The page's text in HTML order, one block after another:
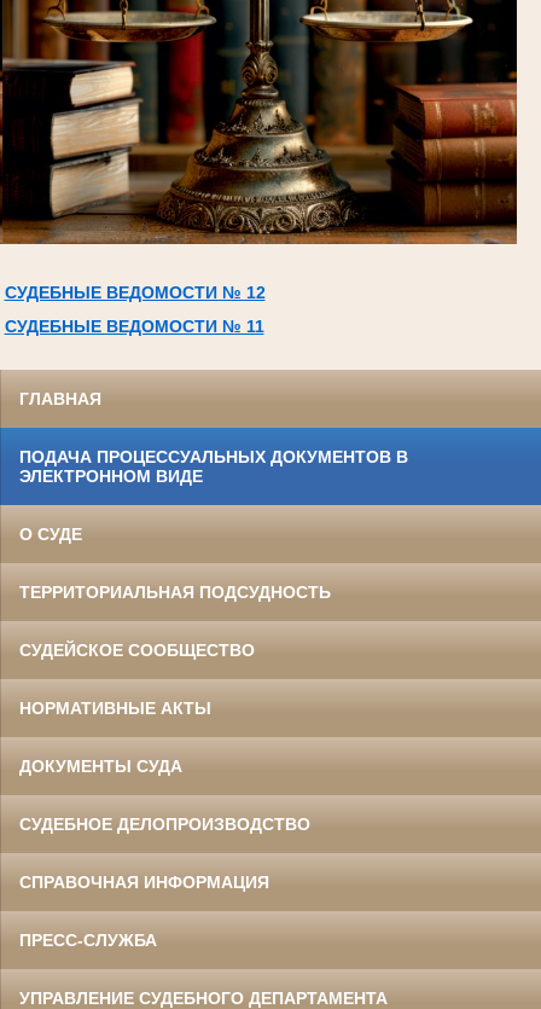
СУДЕБНЫЕ ВЕДОМОСТИ № 12
СУДЕБНЫЕ ВЕДОМОСТИ № 11
ГЛАВНАЯ
ПОДАЧА ПРОЦЕССУАЛЬНЫХ ДОКУМЕНТОВ В
ЭЛЕКТРОННОМ ВИДЕ
О СУДЕ
ТЕРРИТОРИАЛЬНАЯ ПОДСУДНОСТЬ
СУДЕЙСКОЕ СООБЩЕСТВО
НОРМАТИВНЫЕ АКТЫ
ДОКУМЕНТЫ СУДА
СУДЕБНОЕ ДЕЛОПРОИЗВОДСТВО
СПРАВОЧНАЯ ИНФОРМАЦИЯ
ПРЕСС-СЛУЖБА
УПРАВЛЕНИЕ СУДЕБНОГО ДЕПАРТАМЕНТА